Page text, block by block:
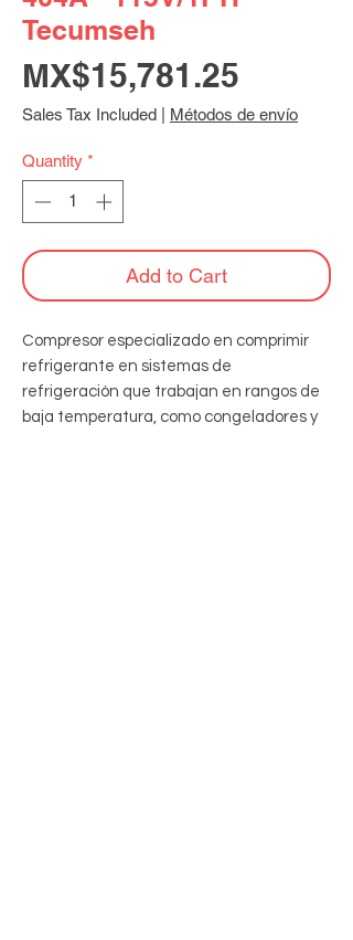
Tecumseh
MX$15,781.25
Sales Tax Included Métodos de envío
Quantity *
Add to Cart
Compresor especializado en comprimir
refrigerante en sistemas de
refrigeración que trabajan en rangos de
baja temperatura, como congeladores y